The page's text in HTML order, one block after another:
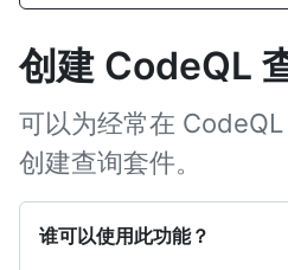
创建 CodeQL
可以为经常在
创建查询套件。
谁可以使用此功能？